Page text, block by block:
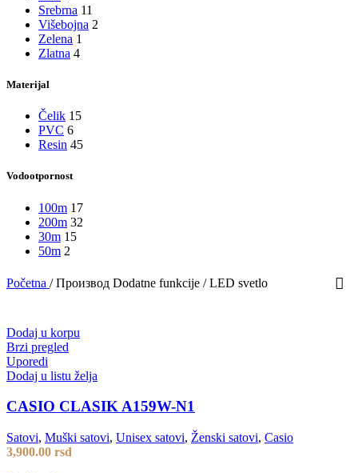
Srebrna 11
Višebojna 2
Zelena 1
Zlatna 4
Materijal
Čelik 15
PVC 6
Resin 45
Vodootpornost
100m 17
200m 32
30m 15
50m 2
Početna / Производ Dodatne funkcije / LED svetlo
Dodaj u korpu
Brzi pregled
Uporedi
Dodaj u listu želja
CASIO CLASIK A159W-N1
Satovi, Muški satovi, Unisex satovi, Ženski satovi, Casio
3,900.00 rsd